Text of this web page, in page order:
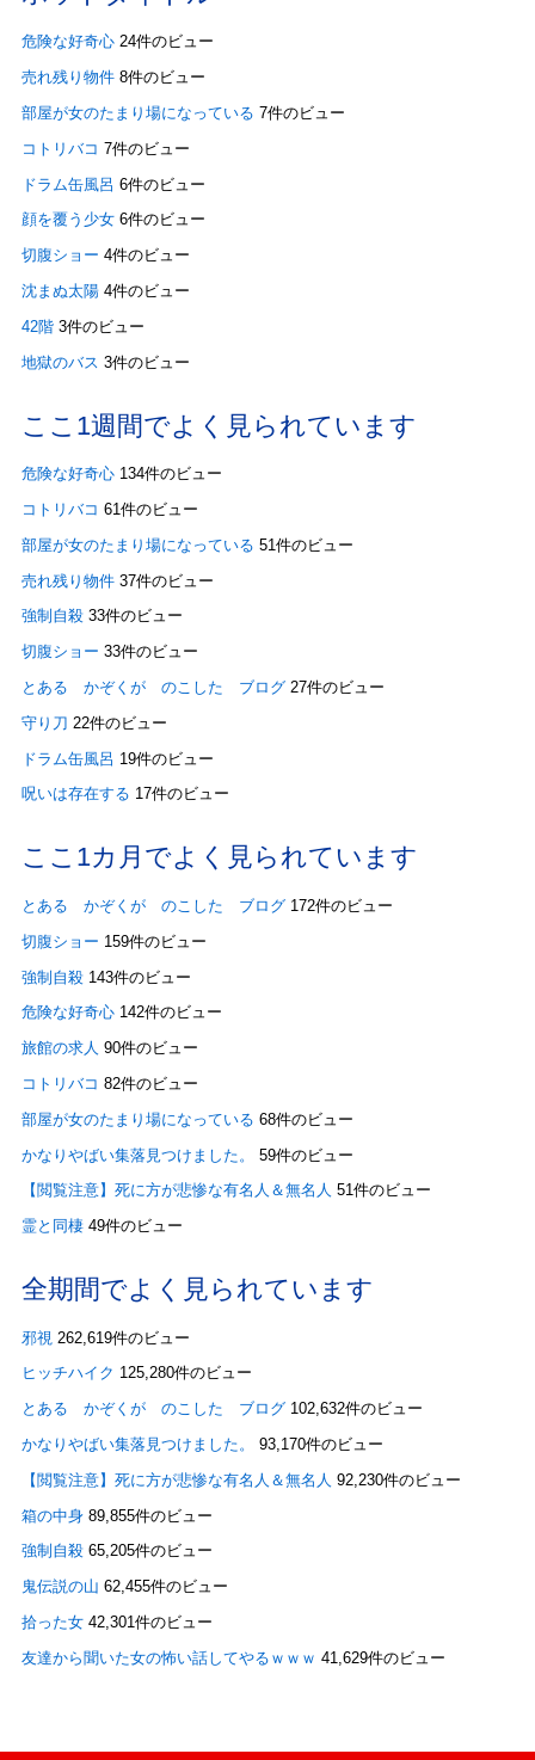
危険な好奇心 24件のビュー
売れ残り物件 8件のビュー
部屋が女のたまり場になっている 7件のビュー
コトリバコ 7件のビュー
ドラム缶風呂 6件のビュー
顔を覆う少女 6件のビュー
切腹ショー 4件のビュー
沈まぬ太陽 4件のビュー
42階 3件のビュー
地獄のバス 3件のビュー
ここ1週間でよく見られています
危険な好奇心 134件のビュー
コトリバコ 61件のビュー
部屋が女のたまり場になっている 51件のビュー
売れ残り物件 37件のビュー
強制自殺 33件のビュー
切腹ショー 33件のビュー
とある かぞくが のこした ブログ 27件のビュー
守り刀 22件のビュー
ドラム缶風呂 19件のビュー
呪いは存在する 17件のビュー
ここ1カ月でよく見られています
とある かぞくが のこした ブログ 172件のビュー
切腹ショー 159件のビュー
強制自殺 143件のビュー
危険な好奇心 142件のビュー
旅館の求人 90件のビュー
コトリバコ 82件のビュー
部屋が女のたまり場になっている 68件のビュー
かなりやばい集落見つけました。
59件のビュー
【閲覧注意】死に方が悲惨な有名人＆無名人 51件のビュー
霊と同棲 49件のビュー
全期間でよく見られています
邪視 262,619件のビュー
ヒッチハイク 125,280件のビュー
とある かぞくが のこした ブログ 102,632件のビュー
かなりやばい集落見つけました。
93,170件のビュー
【閲覧注意】死に方が悲惨な有名人＆無名人 92,230件のビュー
箱の中身 89,855件のビュー
強制自殺 65,205件のビュー
鬼伝説の山 62,455件のビュー
拾った女 42,301件のビュー
友達から聞いた女の怖い話してやるｗｗｗ 41,629件のビュー